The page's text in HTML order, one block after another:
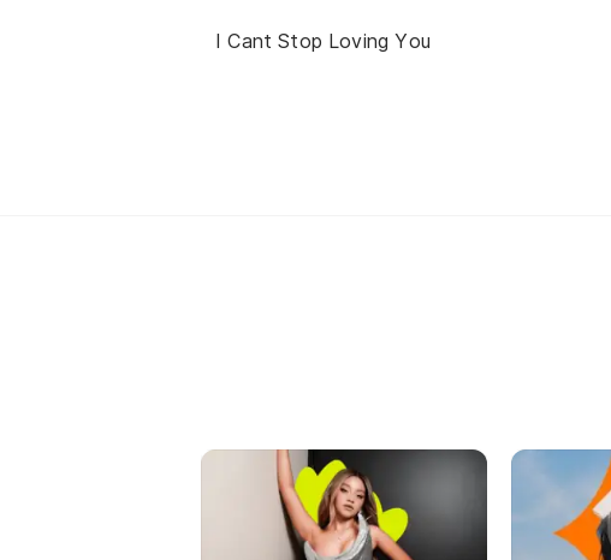
I Cant Stop Loving You